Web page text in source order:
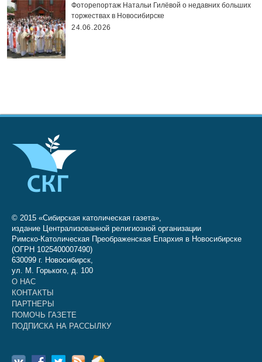
Фоторепортаж Натальи Гилёвой о недавних больших
торжествах в Новосибирске
24.06.2026
© 2015 «Сибирская католическая газета»,
издание Централизованной религиозной организации
Римско-Католическая Преображенская Епархия в Новосибирске
(ОГРН 1025400007490)
630099 г. Новосибирск,
ул. М. Горького, д. 100
О НАС
КОНТАКТЫ
ПАРТНЕРЫ
ПОМОЧЬ ГАЗЕТЕ
ПОДПИСКА НА РАССЫЛКУ